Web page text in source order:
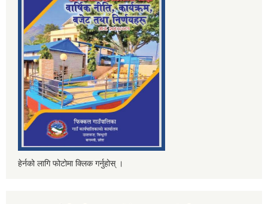
हेर्नको लागि फोटोमा क्लिक गर्नुहोस् ।